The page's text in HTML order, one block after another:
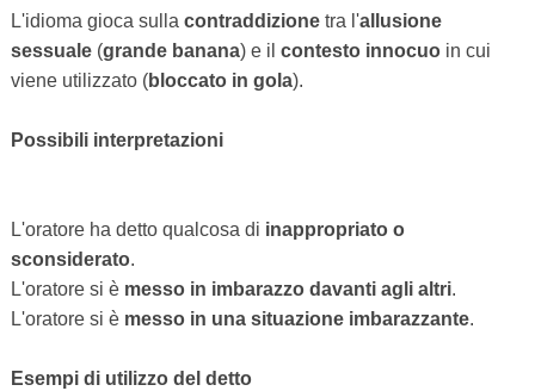
L'idioma gioca sulla contraddizionetra l'allusione
sessuale(grande banana) e il contesto innocuoin cui
viene utilizzato (bloccato in gola).
Possibili interpretazioni
L'oratore ha detto qualcosa di inappropriato o
sconsiderato.
L'oratore si è messo in imbarazzo davanti agli altri.
L'oratore si è messo in una situazione imbarazzante.
Esempi di utilizzo del detto